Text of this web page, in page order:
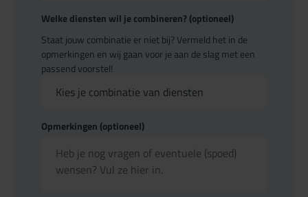
Welke diensten wil je combineren? (optioneel)
Staat jouw combinatie er niet bij? Vermeld het in de
opmerkingen en wij gaan voor je aan de slag met een
passend voorstel!
Opmerkingen (optioneel)